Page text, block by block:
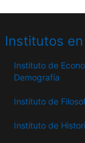
Institutos en
Instituto de
Demografía
Instituto de
Instituto de